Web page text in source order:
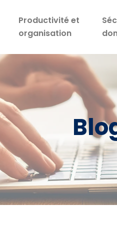
Productivité et
organisation